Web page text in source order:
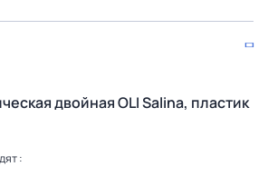
двойная OLI Salina, пластик
: